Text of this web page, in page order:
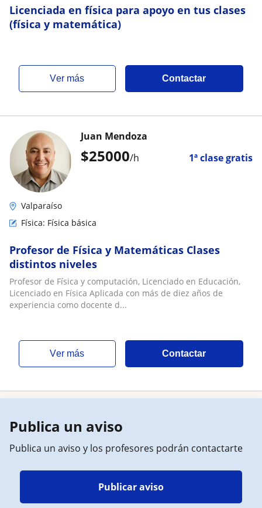
Licenciada en física para apoyo en tus clases
(física y matemática)
ver más Contactar
$25000/h 1ª clase gratis
Juan Mendoza
Valparaíso
Física: Física básica
Profesor de Física y Matemáticas Clases
distintos niveles
Profesor de Física y computación, Licenciado en Educación,
Licenciado en Física Aplicada con más de diez años de
experiencia como docente d...
ver más Contactar
Publica un aviso
Publica un aviso y los profesores podrán contactarte
Publicar aviso